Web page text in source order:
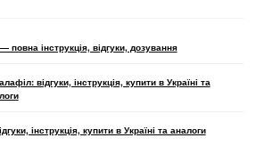
повна інструкція, відгуки, дозування
відгуки, інструкція, купити в Україні та
інструкція, купити в Україні та аналоги